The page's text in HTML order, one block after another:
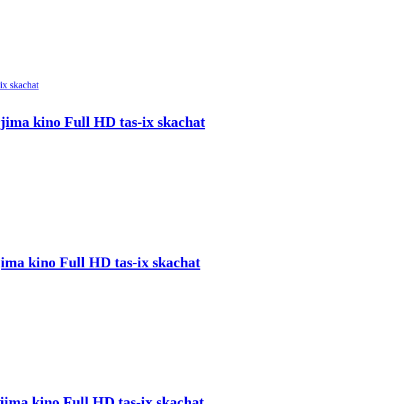
kino Full HD tas-ix skachat
kino Full HD tas-ix skachat